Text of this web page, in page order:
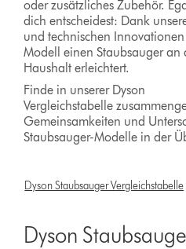
oder zusätzliches Zubehör.
dich entscheidest: Dank
und technischen
Modell einen Staubsauger an
Haushalt erleichtert.
Finde in unserer Dyson
Vergleichstabelle
Gemeinsamkeiten und
Staubsauger-Modelle in der
Dyson Staubsauger Vergleichstabelle
Dyson